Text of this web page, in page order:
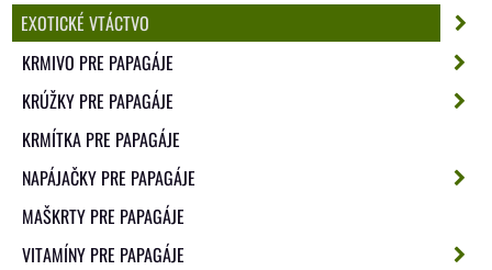
EXOTICKÉ VTÁCTVO
KRMIVO PRE PAPAGÁJE
KRÚŽKY PRE PAPAGÁJE
KRMÍTKA PRE PAPAGÁJE
NAPÁJAČKY PRE PAPAGÁJE
MAŠKRTY PRE PAPAGÁJE
VITAMÍNY PRE PAPAGÁJE